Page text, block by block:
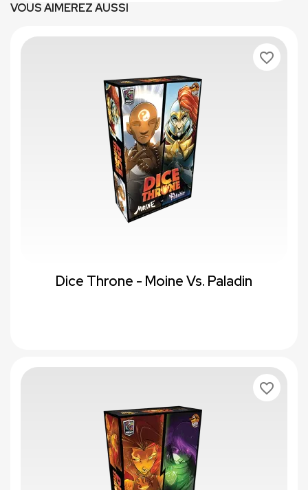
VOUS AIMEREZ AUSSI
Dice Throne - Moine Vs. Paladin
favorite_border
favorite_border